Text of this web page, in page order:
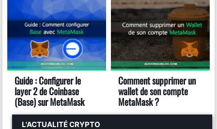
Guide : Configurer le
layer 2 de Coinbase
(Base) sur MetaMask
Comment supprimer un
wallet de son compte
MetaMask ?
L'ACTUALITÉ CRYPTO